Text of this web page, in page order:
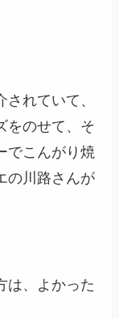
れていて、
をのせて、そ
でこんがり焼
の川路さんが
は、よかった